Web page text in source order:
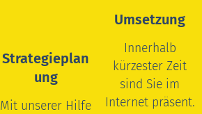
Strategieplan
ung
Mit unserer Hilfe
Umsetzung
Innerhalb
kürzester Zeit
sind Sie im
Internet präsent.